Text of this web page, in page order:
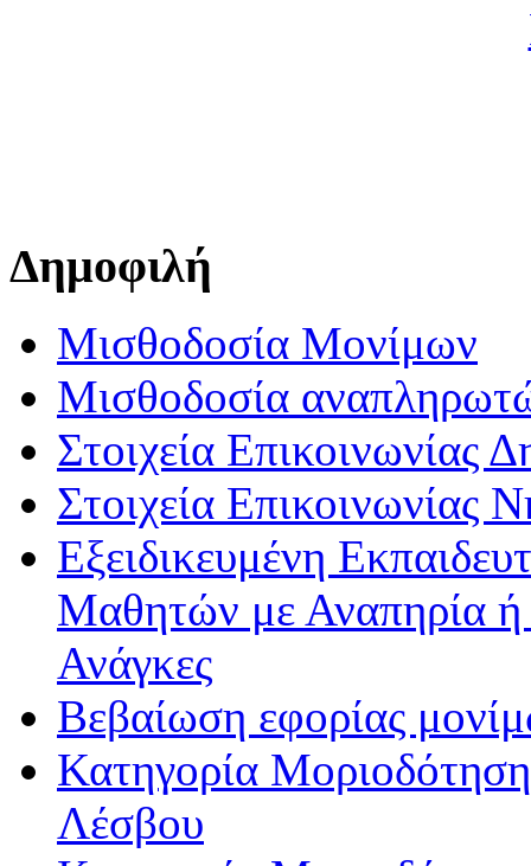
Δημοφιλή
Μισθοδοσία Μονίμων
Μισθοδοσία
Στοιχεία Επικοινωνίας
Στοιχεία Επικοινωνίας
Εξειδικευμένη
Μαθητών με Αναπηρία ή /
Ανάγκες
Βεβαίωση εφορίας
Κατηγορία
Λέσβου